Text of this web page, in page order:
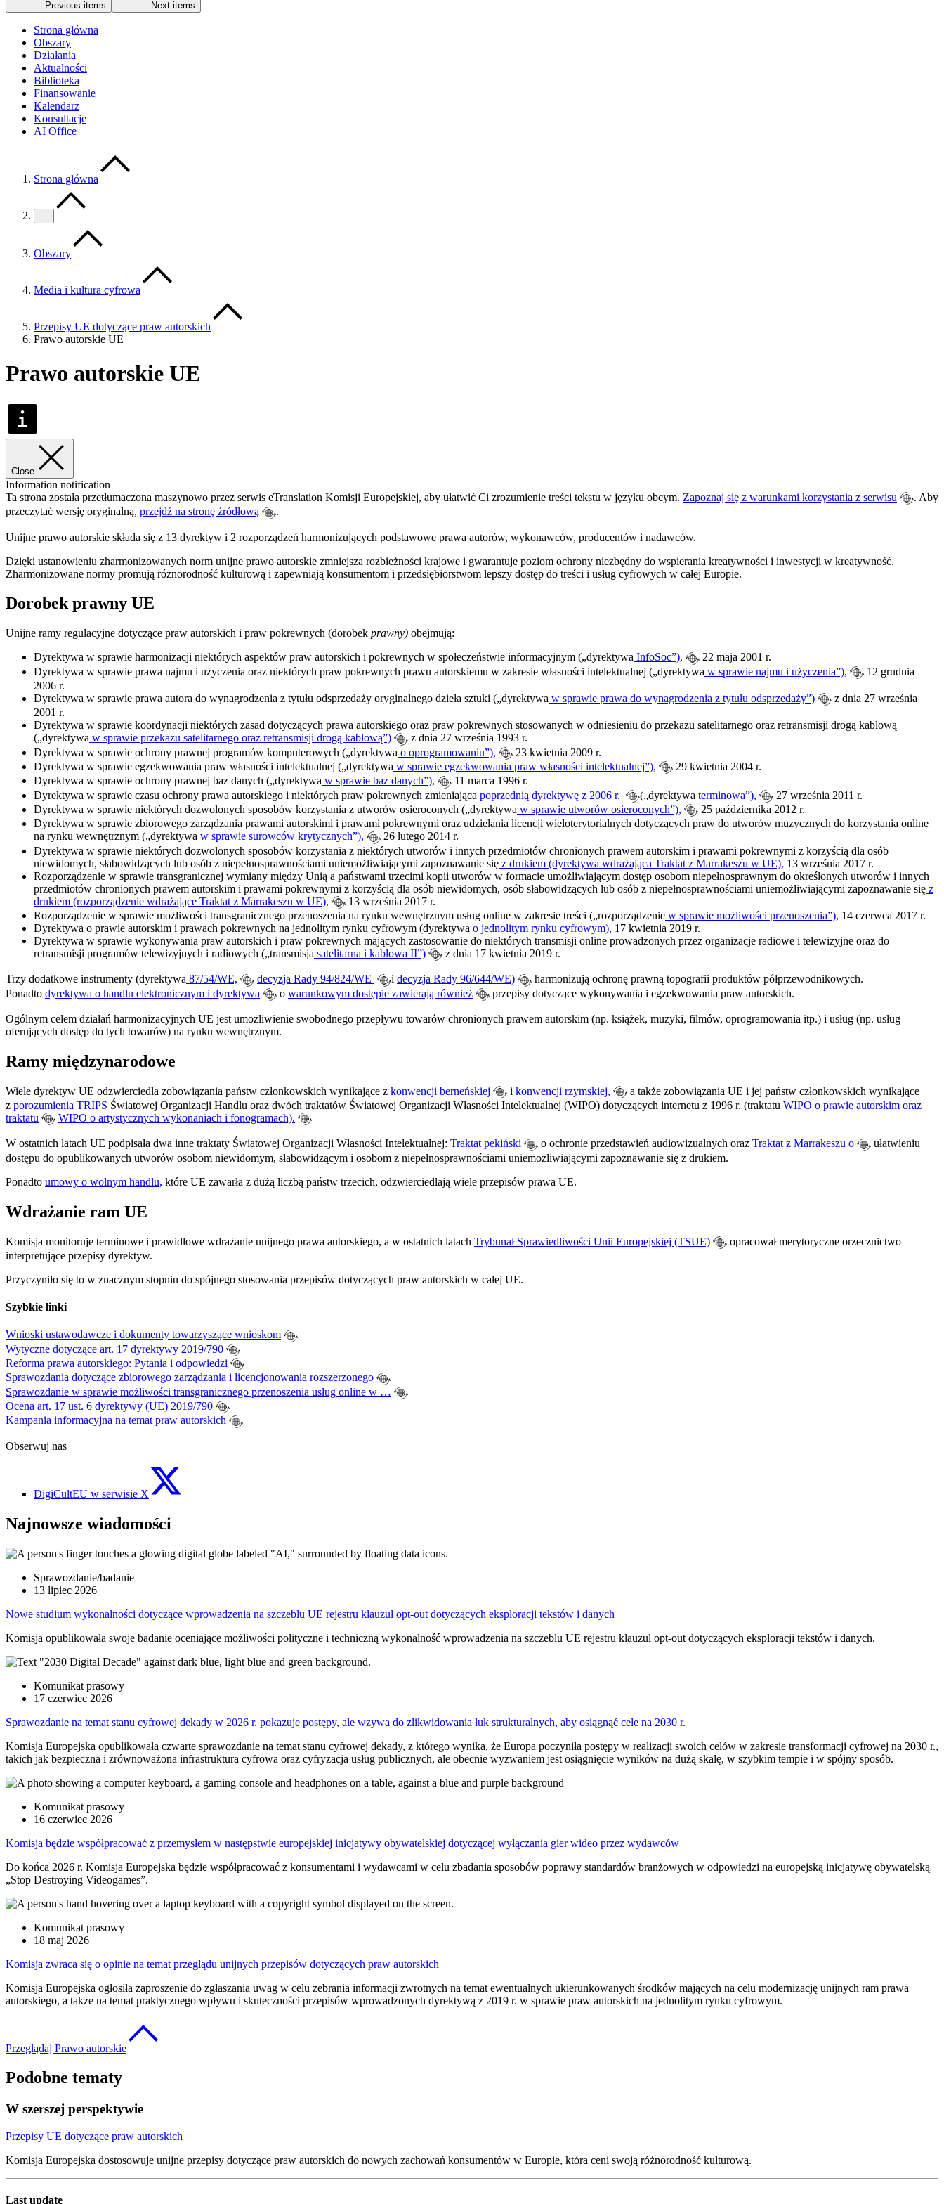
Previous items Next items
Strona główna
Obszary
Działania
Aktualności
Biblioteka
Finansowanie
Kalendarz
Konsultacje
AI Office
Strona główna
…
Obszary
Media i kultura cyfrowa
Przepisy UE dotyczące praw autorskich
Prawo autorskie UE
Prawo autorskie UE
Close
Information notification
Ta strona została przetłumaczona maszynowo przez serwis eTranslation Komisji Europejskiej, aby ułatwić Ci zrozumienie treści tekstu w języku obcym. Zapoznaj się z warunkami korzystania z serwisu
. Aby
przeczytać wersję oryginalną, przejdź na stronę źródłową .
Unijne prawo autorskie składa się z 13 dyrektyw i 2 rozporządzeń harmonizujących podstawowe prawa autorów, wykonawców, producentów i nadawców.
Dzięki ustanowieniu zharmonizowanych norm unijne prawo autorskie zmniejsza rozbieżności krajowe i gwarantuje poziom ochrony niezbędny do wspierania kreatywności i inwestycji w kreatywność.
Zharmonizowane normy promują różnorodność kulturową i zapewniają konsumentom i przedsiębiorstwom lepszy dostęp do treści i usług cyfrowych w całej Europie.
Dorobek prawny UE
Unijne ramy regulacyjne dotyczące praw autorskich i praw pokrewnych (dorobek prawny) obejmują:
Dyrektywa w sprawie harmonizacji niektórych aspektów praw autorskich i pokrewnych w społeczeństwie informacyjnym („dyrektywa InfoSoc”),
22 maja 2001 r.
Dyrektywa w sprawie prawa najmu i użyczenia oraz niektórych praw pokrewnych prawu autorskiemu w zakresie własności intelektualnej („dyrektywa w sprawie najmu i użyczenia”),
12 grudnia
2006 r.
Dyrektywa w sprawie prawa autora do wynagrodzenia z tytułu odsprzedaży oryginalnego dzieła sztuki („dyrektywa w sprawie prawa do wynagrodzenia z tytułu odsprzedaży”)
z dnia 27 września
2001 r.
Dyrektywa w sprawie koordynacji niektórych zasad dotyczących prawa autorskiego oraz praw pokrewnych stosowanych w odniesieniu do przekazu satelitarnego oraz retransmisji drogą kablową
(„dyrektywa w sprawie przekazu satelitarnego oraz retransmisji drogą kablową”)
z dnia 27 września 1993 r.
Dyrektywa w sprawie ochrony prawnej programów komputerowych („dyrektywa o oprogramowaniu”),
23 kwietnia 2009 r.
Dyrektywa w sprawie egzekwowania praw własności intelektualnej („dyrektywa w sprawie egzekwowania praw własności intelektualnej”),
29 kwietnia 2004 r.
Dyrektywa w sprawie ochrony prawnej baz danych („dyrektywa w sprawie baz danych”),
11 marca 1996 r.
Dyrektywa w sprawie czasu ochrony prawa autorskiego i niektórych praw pokrewnych zmieniająca poprzednią dyrektywę z 2006 r. („dyrektywa terminowa”),
27 września 2011 r.
Dyrektywa w sprawie niektórych dozwolonych sposobów korzystania z utworów osieroconych („dyrektywa w sprawie utworów osieroconych”),
25 października 2012 r.
Dyrektywa w sprawie zbiorowego zarządzania prawami autorskimi i prawami pokrewnymi oraz udzielania licencji wieloterytorialnych dotyczących praw do utworów muzycznych do korzystania online
na rynku wewnętrznym („dyrektywa w sprawie surowców krytycznych”),
26 lutego 2014 r.
Dyrektywa w sprawie niektórych dozwolonych sposobów korzystania z niektórych utworów i innych przedmiotów chronionych prawem autorskim i prawami pokrewnymi z korzyścią dla osób
niewidomych, słabowidzących lub osób z niepełnosprawnościami uniemożliwiającymi zapoznawanie się z drukiem (dyrektywa wdrażająca Traktat z Marrakeszu w UE), 13 września 2017 r.
Rozporządzenie w sprawie transgranicznej wymiany między Unią a państwami trzecimi kopii utworów w formacie umożliwiającym dostęp osobom niepełnosprawnym do określonych utworów i innych
przedmiotów chronionych prawem autorskim i prawami pokrewnymi z korzyścią dla osób niewidomych, osób słabowidzących lub osób z niepełnosprawnościami uniemożliwiającymi zapoznawanie się z
drukiem (rozporządzenie wdrażające Traktat z Marrakeszu w UE),
13 września 2017 r.
Rozporządzenie w sprawie możliwości transgranicznego przenoszenia na rynku wewnętrznym usług online w zakresie treści („rozporządzenie w sprawie możliwości przenoszenia”), 14 czerwca 2017 r.
Dyrektywa o prawie autorskim i prawach pokrewnych na jednolitym rynku cyfrowym (dyrektywa o jednolitym rynku cyfrowym), 17 kwietnia 2019 r.
Dyrektywa w sprawie wykonywania praw autorskich i praw pokrewnych mających zastosowanie do niektórych transmisji online prowadzonych przez organizacje radiowe i telewizyjne oraz do
retransmisji programów telewizyjnych i radiowych („transmisja satelitarna i kablowa II”) z dnia 17 kwietnia 2019 r.
Trzy dodatkowe instrumenty (dyrektywa 87/54/WE, decyzja Rady 94/824/WE i decyzja Rady 96/644/WE)
harmonizują ochronę prawną topografii produktów półprzewodnikowych.
Ponadto dyrektywa o handlu elektronicznym i dyrektywa o warunkowym dostępie zawierają również przepisy dotyczące wykonywania i egzekwowania praw autorskich.
Ogólnym celem działań harmonizacyjnych UE jest umożliwienie swobodnego przepływu towarów chronionych prawem autorskim (np. książek, muzyki, filmów, oprogramowania itp.) i usług (np. usług
oferujących dostęp do tych towarów) na rynku wewnętrznym.
Ramy międzynarodowe
Wiele dyrektyw UE odzwierciedla zobowiązania państw członkowskich wynikające z konwencji berneńskiej i konwencji rzymskiej,
a także zobowiązania UE i jej państw członkowskich wynikające
z porozumienia TRIPS Światowej Organizacji Handlu oraz dwóch traktatów Światowej Organizacji Własności Intelektualnej (WIPO) dotyczących internetu z 1996 r. (traktatu WIPO o prawie autorskim oraz
traktatu
WIPO o artystycznych wykonaniach i fonogramach).
W ostatnich latach UE podpisała dwa inne traktaty Światowej Organizacji Własności Intelektualnej: Traktat pekiński o ochronie przedstawień audiowizualnych oraz Traktat z Marrakeszu o
ułatwieniu
dostępu do opublikowanych utworów osobom niewidomym, słabowidzącym i osobom z niepełnosprawnościami uniemożliwiającymi zapoznawanie się z drukiem.
Ponadto umowy o wolnym handlu, które UE zawarła z dużą liczbą państw trzecich, odzwierciedlają wiele przepisów prawa UE.
Wdrażanie ram UE
Komisja monitoruje terminowe i prawidłowe wdrażanie unijnego prawa autorskiego, a w ostatnich latach Trybunał Sprawiedliwości Unii Europejskiej (TSUE)
opracował merytoryczne orzecznictwo
interpretujące przepisy dyrektyw.
Przyczyniło się to w znacznym stopniu do spójnego stosowania przepisów dotyczących praw autorskich w całej UE.
Szybkie linki
Wnioski ustawodawcze i dokumenty towarzyszące wnioskom
Wytyczne dotyczące art. 17 dyrektywy 2019/790
Reforma prawa autorskiego: Pytania i odpowiedzi
Sprawozdania dotyczące zbiorowego zarządzania i licencjonowania rozszerzonego
Sprawozdanie w sprawie możliwości transgranicznego przenoszenia usług online w …
Ocena art. 17 ust. 6 dyrektywy (UE) 2019/790
Kampania informacyjna na temat praw autorskich
Obserwuj nas
DigiCultEU w serwisie X
Najnowsze wiadomości
Sprawozdanie/badanie
13 lipiec 2026
Nowe studium wykonalności dotyczące wprowadzenia na szczeblu UE rejestru klauzul opt-out dotyczących eksploracji tekstów i danych
Komisja opublikowała swoje badanie oceniające możliwości polityczne i techniczną wykonalność wprowadzenia na szczeblu UE rejestru klauzul opt-out dotyczących eksploracji tekstów i danych.
Komunikat prasowy
17 czerwiec 2026
Sprawozdanie na temat stanu cyfrowej dekady w 2026 r. pokazuje postępy, ale wzywa do zlikwidowania luk strukturalnych, aby osiągnąć cele na 2030 r.
Komisja Europejska opublikowała czwarte sprawozdanie na temat stanu cyfrowej dekady, z którego wynika, że Europa poczyniła postępy w realizacji swoich celów w zakresie transformacji cyfrowej na 2030 r.,
takich jak bezpieczna i zrównoważona infrastruktura cyfrowa oraz cyfryzacja usług publicznych, ale obecnie wyzwaniem jest osiągnięcie wyników na dużą skalę, w szybkim tempie i w spójny sposób.
Komunikat prasowy
16 czerwiec 2026
Komisja będzie współpracować z przemysłem w następstwie europejskiej inicjatywy obywatelskiej dotyczącej wyłączania gier wideo przez wydawców
Do końca 2026 r. Komisja Europejska będzie współpracować z konsumentami i wydawcami w celu zbadania sposobów poprawy standardów branżowych w odpowiedzi na europejską inicjatywę obywatelską
„Stop Destroying Videogames”.
Komunikat prasowy
18 maj 2026
Komisja zwraca się o opinie na temat przeglądu unijnych przepisów dotyczących praw autorskich
Komisja Europejska ogłosiła zaproszenie do zgłaszania uwag w celu zebrania informacji zwrotnych na temat ewentualnych ukierunkowanych środków mających na celu modernizację unijnych ram prawa
autorskiego, a także na temat praktycznego wpływu i skuteczności przepisów wprowadzonych dyrektywą z 2019 r. w sprawie praw autorskich na jednolitym rynku cyfrowym.
Przeglądaj Prawo autorskie
Podobne tematy
W szerszej perspektywie
Przepisy UE dotyczące praw autorskich
Komisja Europejska dostosowuje unijne przepisy dotyczące praw autorskich do nowych zachowań konsumentów w Europie, która ceni swoją różnorodność kulturową.
Last update